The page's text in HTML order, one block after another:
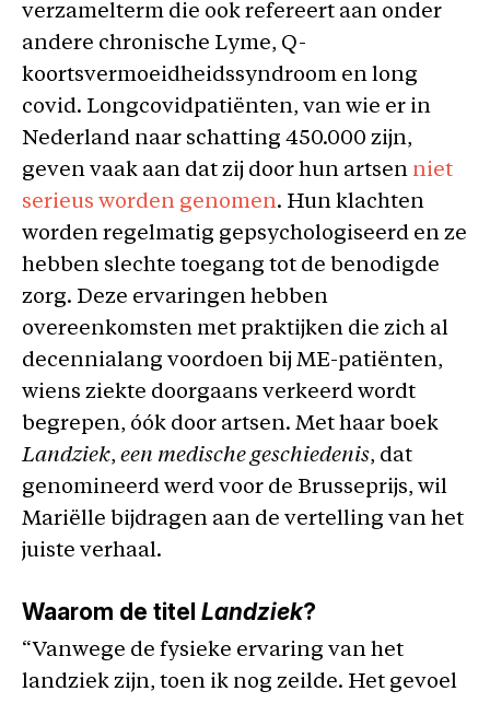
verzamelterm die ook refereert aan onder
andere chronische Lyme, Q-
koortsvermoeidheidssyndroom en long
covid. Longcovidpatiënten, van wie er in
Nederland naar schatting 450.000 zijn,
geven vaak aan dat zij door hun artsen niet
serieus worden genomen. Hun klachten
worden regelmatig gepsychologiseerd en ze
hebben slechte toegang tot de benodigde
zorg. Deze ervaringen hebben
overeenkomsten met praktijken die zich al
decennialang voordoen bij ME-patiënten,
wiens ziekte doorgaans verkeerd wordt
begrepen, óók door artsen. Met haar boek
Landziek, een medische geschiedenis, dat
genomineerd werd voor de Brusseprijs, wil
Mariëlle bijdragen aan de vertelling van het
juiste verhaal.
Waarom de titel Landziek?
“Vanwege de fysieke ervaring van het
landziek zijn, toen ik nog zeilde. Het gevoel